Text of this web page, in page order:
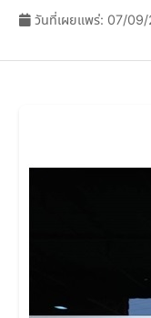
วันที่เผยแพร่: 07/